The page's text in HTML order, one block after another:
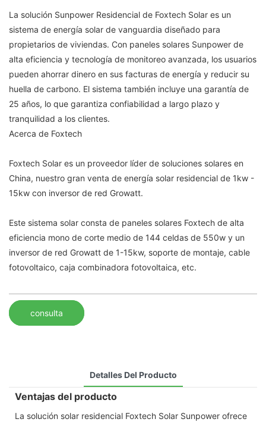
La solución Sunpower Residencial de Foxtech Solar es un
sistema de energía solar de vanguardia diseñado para
propietarios de viviendas. Con paneles solares Sunpower de
alta eficiencia y tecnología de monitoreo avanzada, los usuarios
pueden ahorrar dinero en sus facturas de energía y reducir su
huella de carbono. El sistema también incluye una garantía de
25 años, lo que garantiza confiabilidad a largo plazo y
tranquilidad a los clientes.
Acerca de Foxtech
Foxtech Solar es un proveedor líder de soluciones solares en
China, nuestro gran venta de energía solar residencial de 1kw -
15kw con inversor de red Growatt.
Este sistema solar consta de paneles solares Foxtech de alta
eficiencia mono de corte medio de 144 celdas de 550w y un
inversor de red Growatt de 1-15kw, soporte de montaje, cable
fotovoltaico, caja combinadora fotovoltaica, etc.
consulta
Detalles Del Producto
Ventajas del producto
La solución solar residencial Foxtech Solar Sunpower ofrece